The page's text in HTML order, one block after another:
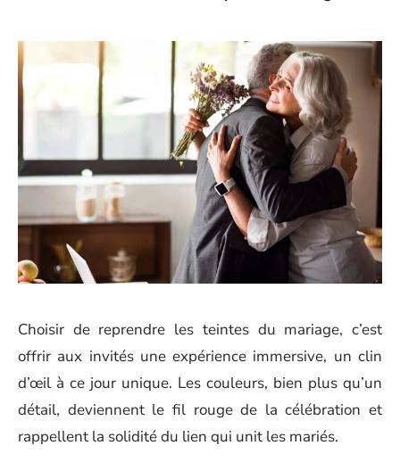
Choisir de reprendre les teintes du mariage, c’est
offrir aux invités une expérience immersive, un clin
d’œil à ce jour unique. Les couleurs, bien plus qu’un
détail, deviennent le fil rouge de la célébration et
rappellent la solidité du lien qui unit les mariés.